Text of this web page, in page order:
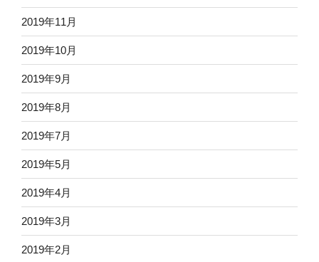
2019年11月
2019年10月
2019年9月
2019年8月
2019年7月
2019年5月
2019年4月
2019年3月
2019年2月